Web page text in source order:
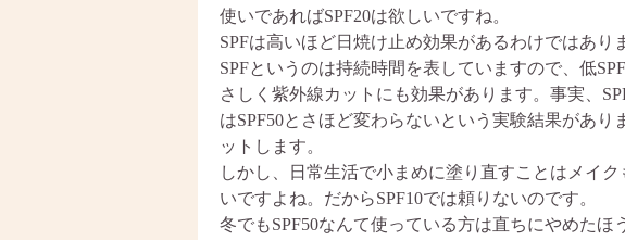
使いであればSPF20は欲しいですね。
SPFは高いほど日焼け止め効果があるわけではあり
SPFというのは持続時間を表していますので、低
さしく紫外線カットにも効果があります。事実、
はSPF50とさほど変わらないという実験結果があり
ットします。
しかし、日常生活で小まめに塗り直すことはメイ
いですよね。だからSPF10では頼りないのです。
冬でもSPF50なんて使っている方は直ちにやめたほ